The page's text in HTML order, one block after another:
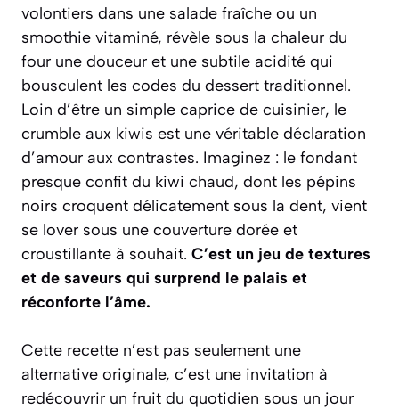
volontiers dans une salade fraîche ou un
smoothie vitaminé, révèle sous la chaleur du
four une douceur et une subtile acidité qui
bousculent les codes du dessert traditionnel.
Loin d’être un simple caprice de cuisinier, le
crumble aux kiwis est une véritable déclaration
d’amour aux contrastes. Imaginez : le fondant
presque confit du kiwi chaud, dont les pépins
noirs croquent délicatement sous la dent, vient
se lover sous une couverture dorée et
croustillante à souhait. C’est un jeu de textures
et de saveurs qui surprend le palais et
réconforte l’âme.
Cette recette n’est pas seulement une
alternative originale, c’est une invitation à
redécouvrir un fruit du quotidien sous un jour